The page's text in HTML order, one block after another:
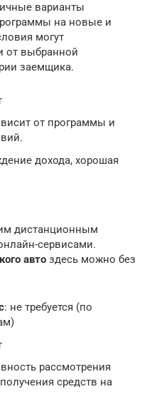
варианты
на новые и
могут
от выбранной
заемщика.
от программы и
дохода, хорошая
дистанционным
сервисами.
авто здесь можно без
: не требуется (по
рассмотрения
средств на